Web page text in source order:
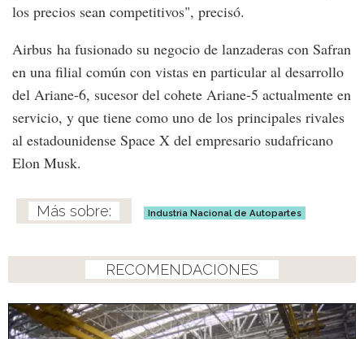
los precios sean competitivos", precisó.
Airbus ha fusionado su negocio de lanzaderas con Safran
en una filial común con vistas en particular al desarrollo
del Ariane-6, sucesor del cohete Ariane-5 actualmente en
servicio, y que tiene como uno de los principales rivales
al estadounidense Space X del empresario sudafricano
Elon Musk.
Industria Nacional de Autopartes
RECOMENDACIONES